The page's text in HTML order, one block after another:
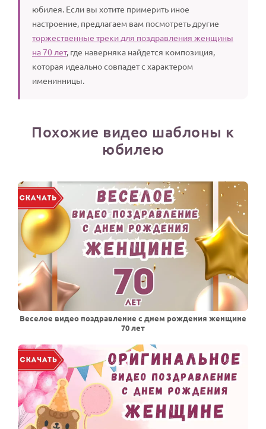
юбилея. Если вы хотите примерить иное
настроение, предлагаем вам посмотреть другие
торжественные треки для поздравления женщины
на 70 лет, где наверняка найдется композиция,
которая идеально совпадет с характером
именинницы.
Похожие видео шаблоны к
юбилею
Веселое видео поздравление с днем рождения женщине
70 лет